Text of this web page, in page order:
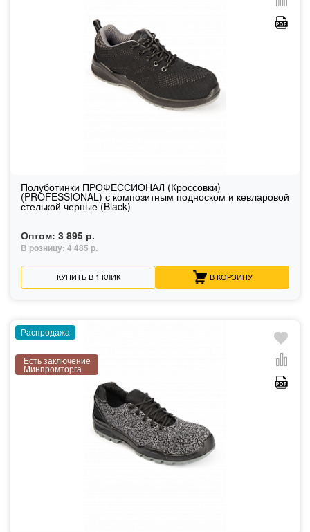
Полуботинки ПРОФЕССИОНАЛ (Кроссовки)
(PROFESSIONAL) с композитным подноском и кевларовой
стелькой черные (Black)
Оптом: 3 895 р.
В розницу: 4 485 р.
КУПИТЬ В 1 КЛИК В КОРЗИНУ
Распродажа
Есть заключение
Минпромторга